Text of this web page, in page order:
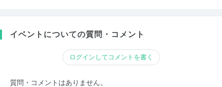
イベントについての質問・コメント
ログインしてコメントを書く
質問・コメントはありません。